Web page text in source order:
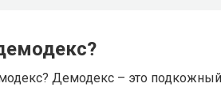
Демодекс – это